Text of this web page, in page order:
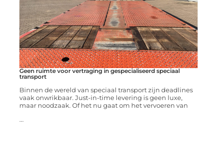
Geen ruimte voor vertraging in gespecialiseerd speciaal
transport
Binnen de wereld van speciaal transport zijn deadlines
vaak onwrikbaar. Just-in-time levering is geen luxe,
maar noodzaak. Of het nu gaat om het vervoeren van
...